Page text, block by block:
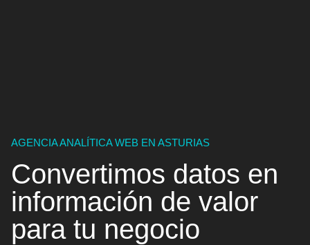
AGENCIA ANALÍTICA WEB EN ASTURIAS
Convertimos datos en
información de valor
para tu negocio